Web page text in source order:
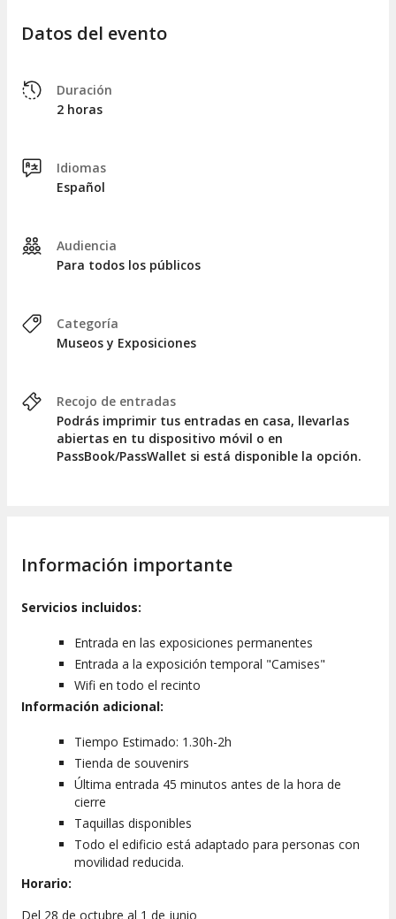
Datos del evento
Duración
2 horas
Idiomas
Español
Audiencia
Para todos los públicos
Categoría
Museos y Exposiciones
Recojo de entradas
Podrás imprimir tus entradas en casa, llevarlas
abiertas en tu dispositivo móvil o en
PassBook/PassWallet si está disponible la opción.
Información importante
Servicios incluidos:
Entrada en las exposiciones permanentes
Entrada a la exposición temporal "Camises"
Wifi en todo el recinto
Información adicional:
Tiempo Estimado: 1.30h-2h
Tienda de souvenirs
Última entrada 45 minutos antes de la hora de
cierre
Taquillas disponibles
Todo el edificio está adaptado para personas con
movilidad reducida.
Horario:
Del 28 de octubre al 1 de junio